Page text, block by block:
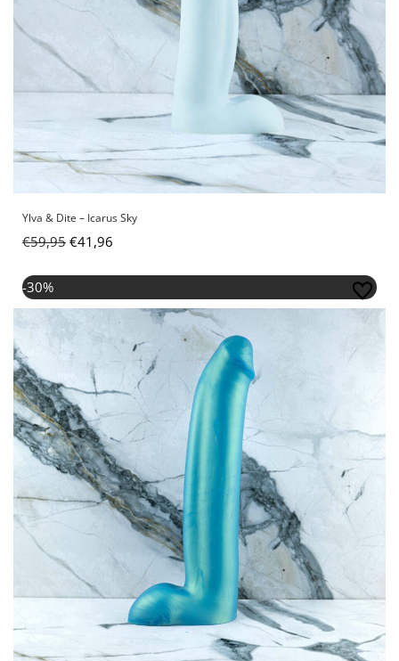
Ylva & Dite – Icarus Sky
€59,95 €41,96
-30%
Oorspronkelijke
was:
Huidige
is:
€66,46.